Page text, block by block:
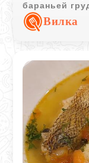
бараньей
чесноком и
самый
порадует.
Вилка